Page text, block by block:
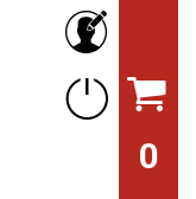
0